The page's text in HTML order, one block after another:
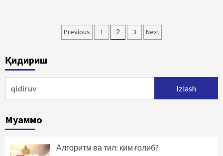
Maqolalar
Previous 1 2 3 Next
Қидириш
Муаммо
Алгоритм ва тил: ким ғолиб?